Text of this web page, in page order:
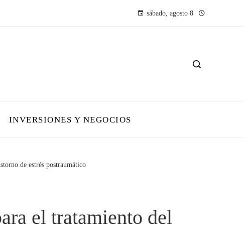
sábado, agosto 8
INVERSIONES Y NEGOCIOS
de estrés postraumático
el tratamiento del